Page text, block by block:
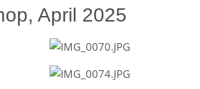
April 2025